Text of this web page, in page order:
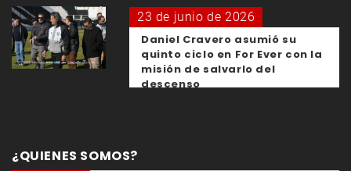
23 de junio de 2026
Daniel Cravero asumió su
quinto ciclo en For Ever con la
misión de salvarlo del
descenso
¿QUIENES SOMOS?